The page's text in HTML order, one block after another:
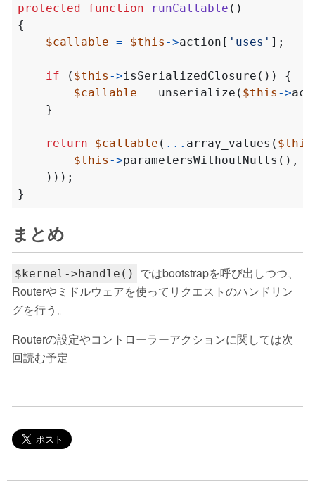
protected function runCallable ()
{
$callable = $this ->action [ 'uses' ];
if ( $this ->isSerializedClosure ())
{
$callable = unserialize ( $this ->
}
return $callable ( ... array_values ( $this
$this ->parametersWithoutNulls (),
)));
}
まとめ
$kernel->handle()
ではbootstrapを呼び出しつつ、
Routerやミドルウェアを使ってリクエストのハンドリン
グを行う。
Routerの設定やコントローラーアクションに関しては次
回読む予定